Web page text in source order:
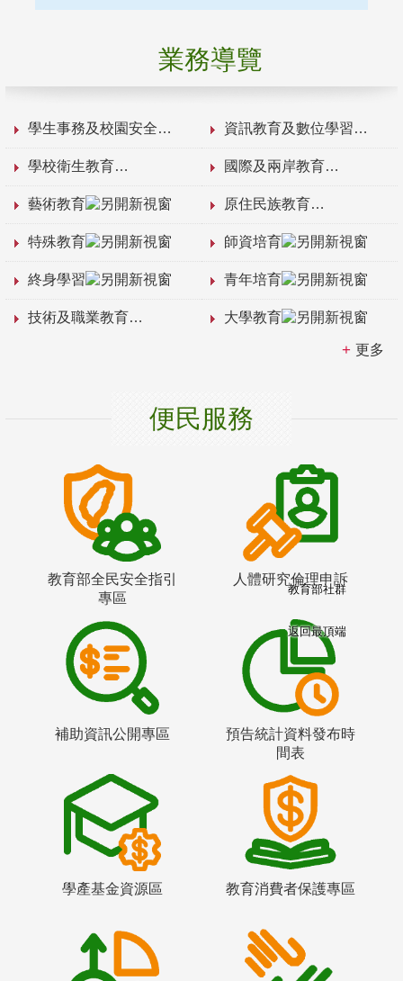
業務導覽
學生事務及校園安全 資訊教育及數位學習
學校衛生教育 國際及兩岸教育
藝術教育 原住民族教育
特殊教育 師資培育
終身學習 青年培育
技術及職業教育 大學教育
更多
便民服務
教育部全民安全指引
專區
人體研究倫理申訴
補助資訊公開專區
預告統計資料發布時
間表
學產基金資源區 教育消費者保護專區
教育部社群
返回最頂端